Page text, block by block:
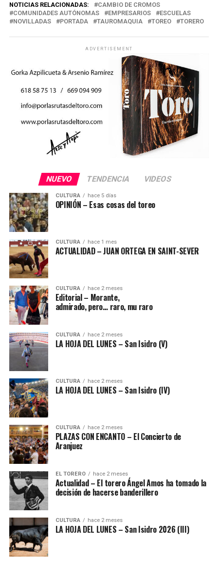
NOTICIAS RELACIONADAS:
CAMBIO DE CROMOS
COMUNIDADES AUTÓNOMAS
EMPRESARIOS
ESCUELAS
NOVILLADAS
PORTADA TAUROMAQUIA TOREO TORERO
ADVERTISEMENT
NUEVO TENDENCIA VIDEOS
CULTURA hace 5 días
OPINIÓN – Esas cosas del toreo
CULTURA hace 1 mes
ACTUALIDAD – JUAN ORTEGA EN SAINT-SEVER
CULTURA hace 2 meses
Editorial – Morante,
admirado, pero… raro, mu raro
CULTURA hace 2 meses
LA HOJA DEL LUNES – San Isidro (V)
CULTURA hace 2 meses
LA HOJA DEL LUNES – San Isidro (IV)
CULTURA hace 2 meses
PLAZAS CON ENCANTO – El Concierto de
Aranjuez
EL TORERO hace 2 meses
Actualidad – El torero Ángel Amos ha tomado la
decisión de hacerse banderillero
CULTURA hace 2 meses
LA HOJA DEL LUNES – San Isidro 2026 (III)